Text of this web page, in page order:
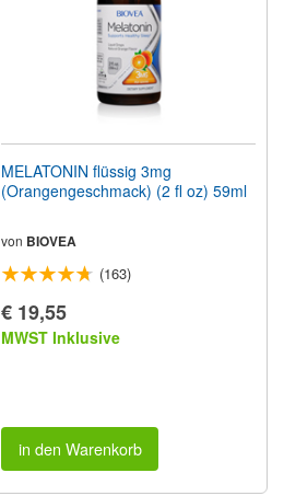
MELATONIN flüssig 3mg
(Orangengeschmack) (2 fl oz) 59ml
von BIOVEA
(163)
€ 19,55
MWST Inklusive
in den Warenkorb